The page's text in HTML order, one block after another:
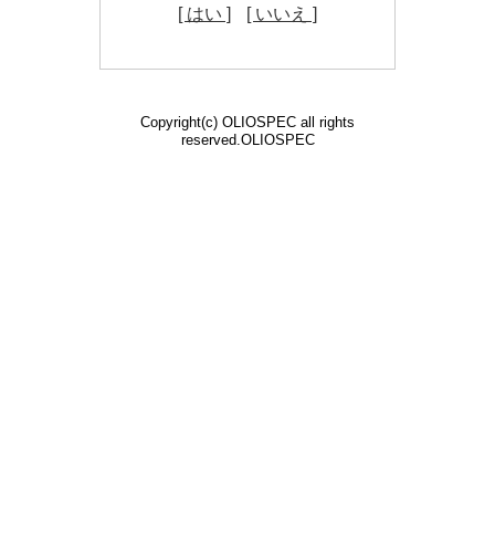
[ はい ]
[ いいえ ]
Copyright(c) OLIOSPEC all rights
reserved.OLIOSPEC